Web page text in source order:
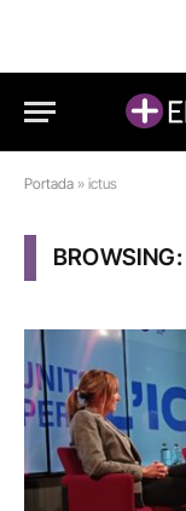
Portada » ictus
BROWSING: